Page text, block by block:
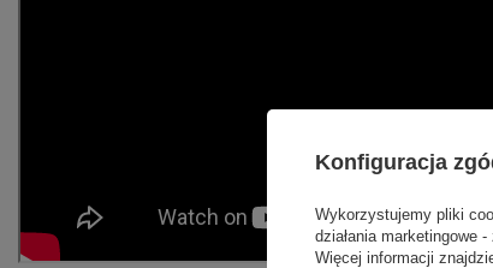
Konfiguracja
Wykorzystujemy pliki
działania marketingowe
Więcej informacji